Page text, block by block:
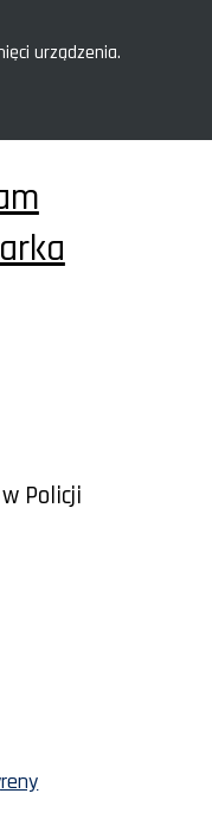
urządzenia.
Policji